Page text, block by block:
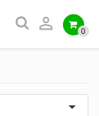
 0
